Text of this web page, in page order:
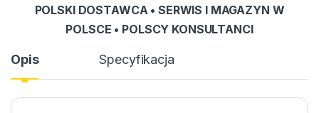
POLSKI DOSTAWCA • SERWIS I MAGAZYN W
POLSCE • POLSCY KONSULTANCI
Opis Specyfikacja